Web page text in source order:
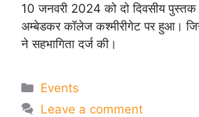
10 जनवरी 2024 को दो दिवसीय
अम्बेडकर कॉलेज कश्मीरीगेट पर हुआ।
ने सहभागिता दर्ज की।
Categories
Events
Leave a comment